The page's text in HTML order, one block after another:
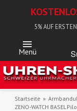
5% AUF
Menü
Startseite
ZENO-WATCH BASEL